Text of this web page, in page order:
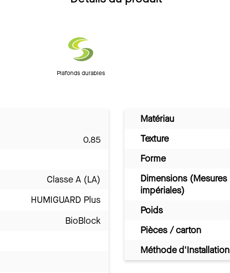
Plafonds durables
0.85
Classe A (LA)
HUMIGUARD Plus
BioBlock
Matériau
Texture
Forme
Dimensions (Mesures
impériales)
Poids
Pièces / carton
Méthode d'Installation